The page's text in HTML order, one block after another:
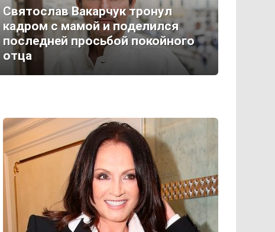
Святослав Вакарчук тронул
кадром с мамой и поделился
последней просьбой покойного
отца